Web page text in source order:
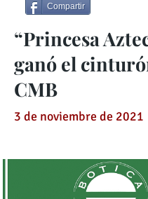
Compartir
“Princesa
ganó el
CMB
3 de noviembre de 2021